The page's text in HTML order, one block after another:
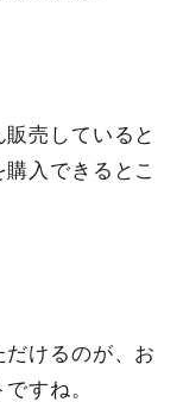
売していると
入できるとこ
けるのが、お
すね。